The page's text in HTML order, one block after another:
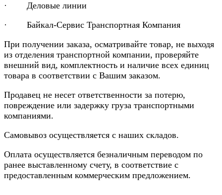
· Деловые линии
· Байкал-Сервис Транспортная Компания
При получении заказа, осматривайте товар, не выходя
из отделения транспортной компании, проверяйте
внешний вид, комплектность и наличие всех единиц
товара в соответствии с Вашим заказом.
Продавец не несет ответственности за потерю,
повреждение или задержку груза транспортными
компаниями.
Самовывоз осуществляется с наших складов.
Оплата осуществляется безналичным переводом по
ранее выставленному счету, в соответствие с
предоставленным коммерческим предложением.